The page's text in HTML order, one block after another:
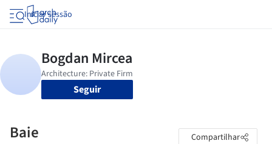
Iniciar sessão
Seguir
Baie Compartilhar